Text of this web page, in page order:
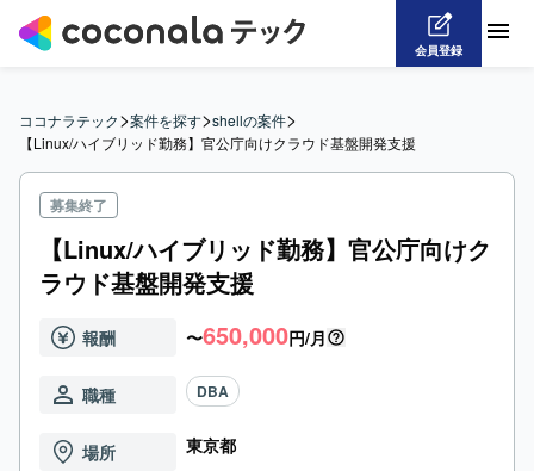
会員登録
ココナラテック>案件を探す>shellの案件>
【Linux/ハイブリッド勤務】官公庁向けクラウド基盤開発支援
募集終了
【Linux/ハイブリッド勤務】官公庁向けク
ラウド基盤開発支援
報酬 〜650,000円/月
職種 DBA
場所 東京都